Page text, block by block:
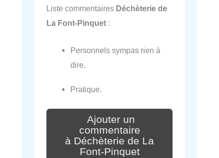
Liste commentaires Déchèterie de
La Font-Pinquet :
Personnels sympas rien à
dire.
Pratique.
Ajouter un
commentaire
à Déchèterie de La
Font-Pinquet